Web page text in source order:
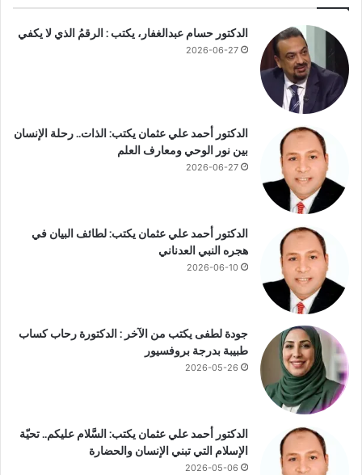
ا
ع
د
و
ى
ا
ن
أ
و
و
ك
ت
م
ر
الدكتور حسام عبدالغفار، يكتب : الرقمُ الذي لا يكفي
2026-06-27
الدكتور أحمد علي عثمان يكتب: الذات.. رحلة الإنسان
بين نور الوحي ومعارف العلم
2026-06-27
الدكتور أحمد علي عثمان يكتب: لطائف البيان في
هجره النبي العدناني
2026-06-10
جودة لطفى يكتب من الآخر : الدكتورة رحاب كساب
طبيبة بدرجة بروفسيور
2026-05-26
الدكتور أحمد علي عثمان يكتب: السَّلام عليكم.. تحيّة
الإسلام التي تبني الإنسان والحضارة
2026-05-06